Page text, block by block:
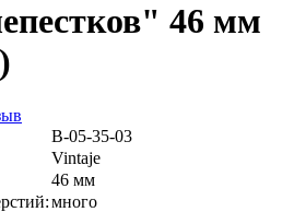
46 мм
В-05-35-03
Vintaje
46 мм
много